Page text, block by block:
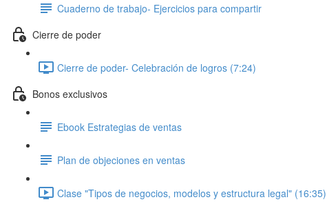
Cuaderno de trabajo- Ejercicios para compartir
Cierre de poder
Cierre de poder- Celebración de logros (7:24)
Bonos exclusivos
Ebook Estrategias de ventas
Plan de objeciones en ventas
Clase "Tipos de negocios, modelos y estructura legal" (16:35)